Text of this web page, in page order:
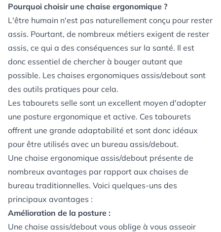
Pourquoi choisir une chaise ergonomique ?
L'être humain n'est pas naturellement conçu pour rester
assis. Pourtant, de nombreux métiers exigent de rester
assis, ce qui a des conséquences sur la santé. Il est
donc essentiel de chercher à bouger autant que
possible. Les chaises ergonomiques assis/debout sont
des outils pratiques pour cela.
Les tabourets selle sont un excellent moyen d'adopter
une posture ergonomique et active. Ces tabourets
offrent une grande adaptabilité et sont donc idéaux
pour être utilisés avec un bureau assis/debout.
Une chaise ergonomique assis/debout présente de
nombreux avantages par rapport aux chaises de
bureau traditionnelles. Voici quelques-uns des
principaux avantages :
Amélioration de la posture :
Une chaise assis/debout vous oblige à vous asseoir